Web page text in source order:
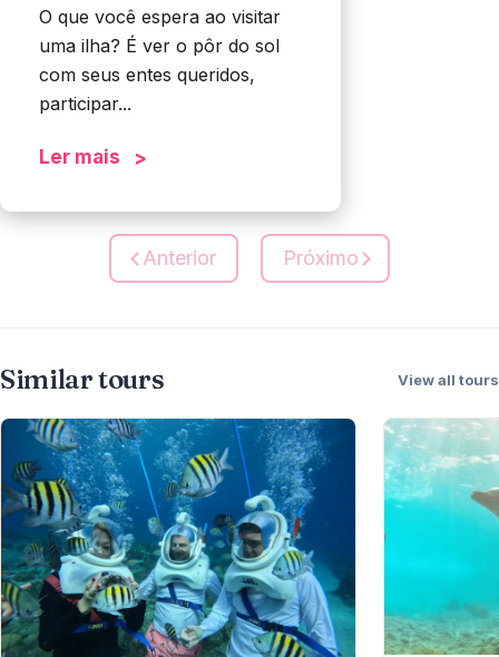
O que você espera ao visitar
uma ilha? É ver o pôr do sol
com seus entes queridos,
participar...
Ler mais
Anterior Próximo
Similar tours View all tours